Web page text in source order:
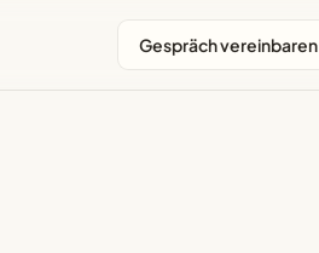
Gespräch vereinbaren